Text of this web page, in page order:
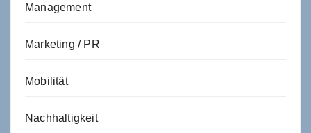
Management
Marketing / PR
Mobilität
Nachhaltigkeit